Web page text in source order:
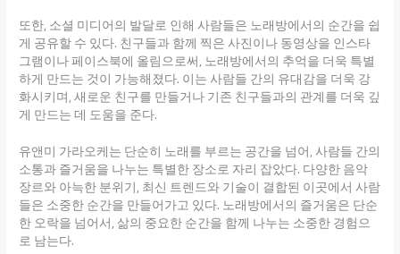
또한, 소셜 미디어의 발달로 인해 사람들은 노래방에서의 순간을 쉽
게 공유할 수 있다. 친구들과 함께 찍은 사진이나 동영상을 인스타
그램이나 페이스북에 올림으로써, 노래방에서의 추억을 더욱 특별
하게 만드는 것이 가능해졌다. 이는 사람들 간의 유대감을 더욱 강
화시키며, 새로운 친구를 만들거나 기존 친구들과의 관계를 더욱 깊
게 만드는 데 도움을 준다.
유앤미 가라오케는 단순히 노래를 부르는 공간을 넘어, 사람들 간의
소통과 즐거움을 나누는 특별한 장소로 자리 잡았다. 다양한 음악
장르와 아늑한 분위기, 최신 트렌드와 기술이 결합된 이곳에서 사람
들은 소중한 순간을 만들어가고 있다. 노래방에서의 즐거움은 단순
한 오락을 넘어서, 삶의 중요한 순간을 함께 나누는 소중한 경험으
로 남는다.